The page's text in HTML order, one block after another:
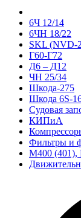
6Ч 12/14
6ЧН 18/22
SKL (NVD-
Г60-Г72
Д6 – Д12
ЧН 25/34
Шкода-275
Шкода 6S-
Судовая
КИПиА
Фильтры и
М400 (401),